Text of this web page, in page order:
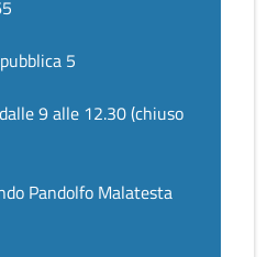
5
9 alle 12.30 (chiuso
Pandolfo Malatesta